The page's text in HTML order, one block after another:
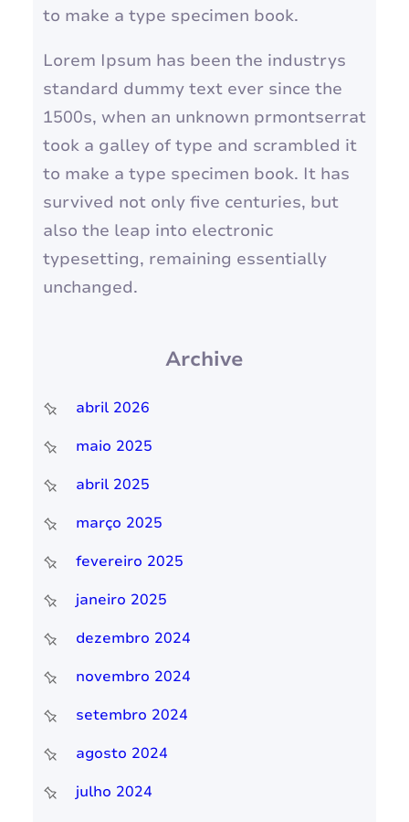
to make a type specimen book.
Lorem Ipsum has been the industrys
standard dummy text ever since the
1500s, when an unknown prmontserrat
took a galley of type and scrambled it
to make a type specimen book. It has
survived not only five centuries, but
also the leap into electronic
typesetting, remaining essentially
unchanged.
Archive
abril 2026
maio 2025
abril 2025
março 2025
fevereiro 2025
janeiro 2025
dezembro 2024
novembro 2024
setembro 2024
agosto 2024
julho 2024